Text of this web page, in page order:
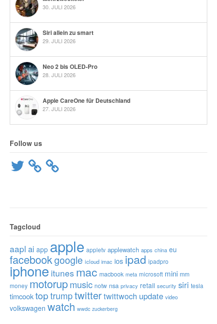
30. JULI 2026
Siri allein zu smart
29. JULI 2026
Neo 2 bis OLED-Pro
28. JULI 2026
Apple CareOne für Deutschland
27. JULI 2026
Follow us
Twitter
Tagcloud
aapl ai app apple appletv applewatch apps china eu
facebookgoogle icloud imac ios ipad ipadpro
iphone itunes mac macbook meta microsoft mini mm
money motorupmusic notw nsa privacy retail security siri tesla
timcooktop trumptwittertwittwoch update video
volkswagen watch wwdc zuckerberg